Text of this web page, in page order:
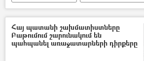
աշխարհի 7 հրաշալիքներ
Հայ պատանի շախմատիստները
Բաթումում շարունակում են
պահպանել առաջատարների դիրքերը